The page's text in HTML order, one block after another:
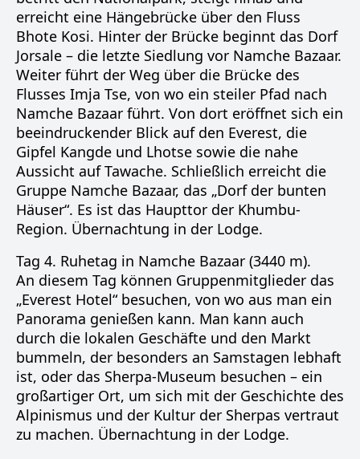
erreicht eine Hängebrücke über den Fluss
Bhote Kosi. Hinter der Brücke beginnt das Dorf
Jorsale – die letzte Siedlung vor Namche Bazaar.
Weiter führt der Weg über die Brücke des
Flusses Imja Tse, von wo ein steiler Pfad nach
Namche Bazaar führt. Von dort eröffnet sich ein
beeindruckender Blick auf den Everest, die
Gipfel Kangde und Lhotse sowie die nahe
Aussicht auf Tawache. Schließlich erreicht die
Gruppe Namche Bazaar, das „Dorf der bunten
Häuser“. Es ist das Haupttor der Khumbu-
Region. Übernachtung in der Lodge.
Tag 4. Ruhetag in Namche Bazaar (3440 m).
An diesem Tag können Gruppenmitglieder das
„Everest Hotel“ besuchen, von wo aus man ein
Panorama genießen kann. Man kann auch
durch die lokalen Geschäfte und den Markt
bummeln, der besonders an Samstagen lebhaft
ist, oder das Sherpa-Museum besuchen – ein
großartiger Ort, um sich mit der Geschichte des
Alpinismus und der Kultur der Sherpas vertraut
zu machen. Übernachtung in der Lodge.